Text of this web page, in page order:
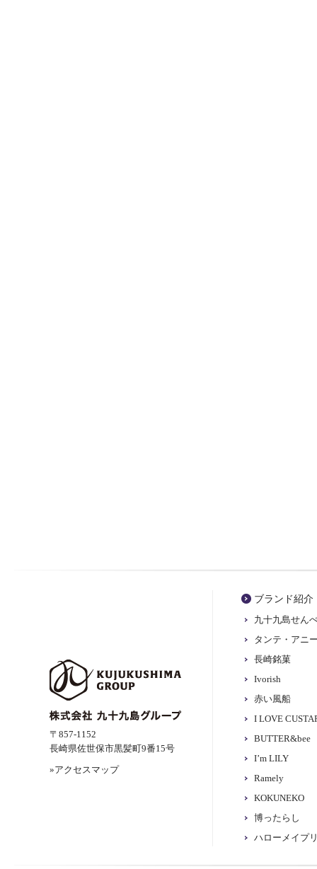
〒857-1152
長崎県佐世保市黒髪町9番15号
»アクセスマップ
ブランド紹介
九十九島せん
タンテ・アニ
長崎銘菓
Ivorish
赤い風船
I LOVE
BUTTER&bee
I’m LILY
Ramely
KOKUNEKO
博ったらし
ハローメイプ